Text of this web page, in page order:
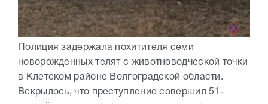
Полиция задержала похитителя семи
новорожденных телят с животноводческой точки
в Клетском районе Волгоградской области.
Вскрылось, что преступление совершил 51-